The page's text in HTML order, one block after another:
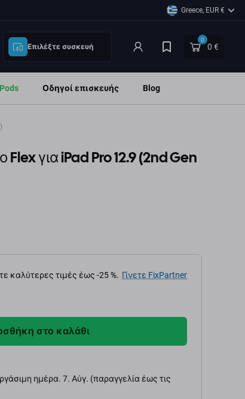
Greece, EUR €
Επιλέξτε συσκευή
0
0 €
Οδηγοί επισκευής Blog
για iPad Pro 12.9 (2nd Gen
καλύτερες τιμές έως -25 %. Γίνετε FixPartner
στο καλάθι
ημέρα. 7. Αύγ. (παραγγελία έως τις